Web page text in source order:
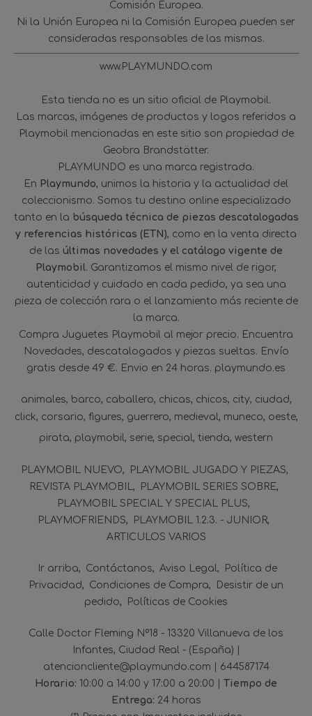
Comisión Europea.
Ni la Unión Europea ni la Comisión Europea pueden ser
consideradas responsables de las mismas.
www.PLAYMUNDO.com
Esta tienda no es un sitio oficial de Playmobil.
Las marcas, imágenes de productos y logos referidos a
Playmobil mencionadas en este sitio son propiedad de
Geobra Brandstätter.
PLAYMUNDO es una marca registrada.
En Playmundo, unimos la historia y la actualidad del
coleccionismo. Somos tu destino online especializado
tanto en la búsqueda técnica de piezas descatalogadas
y referencias históricas (ETN), como en la venta directa
de las últimas novedades y el catálogo vigente de
Playmobil. Garantizamos el mismo nivel de rigor,
autenticidad y cuidado en cada pedido, ya sea una
pieza de colección rara o el lanzamiento más reciente de
la marca.
Compra Juguetes Playmobil al mejor precio. Encuentra
Novedades, descatalogados y piezas sueltas. Envío
gratis desde 49 €. Envio en 24 horas. playmundo.es
animales barco caballero chicas chicos city ciudad
click corsario figures guerrero medieval muneco oeste
pirata playmobil serie special tienda western
PLAYMOBIL NUEVO
PLAYMOBIL JUGADO Y PIEZAS
REVISTA PLAYMOBIL
PLAYMOBIL SERIES SOBRE
PLAYMOBIL SPECIAL Y SPECIAL PLUS
PLAYMOFRIENDS
PLAYMOBIL 1.2.3. - JUNIOR
ARTICULOS VARIOS
Ir arriba Contáctanos Aviso Legal
Política de
Privacidad
Condiciones de Compra
Desistir de un
pedido
Políticas de Cookies
Calle Doctor Fleming Nº18 - 13320 Villanueva de los
Infantes, Ciudad Real - (España) |
atencioncliente@playmundo.com | 644587174
Horario: 10:00 a 14:00 y 17:00 a 20:00 | Tiempo de
Entrega: 24 horas